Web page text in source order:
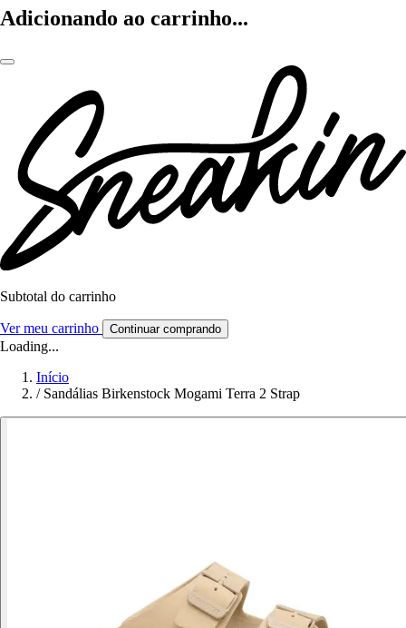
Adicionando ao carrinho...
Subtotal do carrinho
Ver meu carrinho Continuar comprando
Loading...
Início
/ Sandálias Birkenstock Mogami Terra 2 Strap